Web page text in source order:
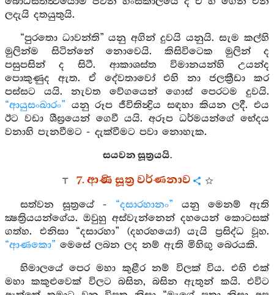
ලදැයි දතයුතුයි.
“පුරතො ධාවන්ති” යනු අගින් දුවයි යනුයි. සැම කල්හි
මුලින්ම සිටින්නේ නොවෙයි. කිසිවිටෙක මුලින් ද
පසුපසින් ද සිටී. ආකාශස්ත විමානයන්හි උයන්ද
පොකුණුද ඇත. ඒ දේවතාවෝ එහි නා ජලක්‍රීඩා කර
පස්සට යයි. නැවත වේගයෙන් ගොස් පෙරටම දුවයි.
“ආයුසංඛාරං” යනු රූප ජීවිතින්‍ද්‍රිය සඳහා කියන ලදී. එය
ඊට වඩා ශීඝ්‍රයෙන් ගෙවී යයි. අරූප ධර්මයන්ගේ භේදය
වනාහි පැනවීමට - දැක්වීමට පවා නොහැක.
සයවන සූත්‍රයයි.
7. ආණි සූත්‍ර වර්ණනාව
සත්වන සූත්‍රයේ - “දසාරහානං” යනු මෙනම් ඇති
ක්‍ෂත්‍රියයන්ගේය. ඔවුහු අස්වැන්නෙන් දහයෙන් කොටසක්
ගත්හ. එනිසා “දසාරහා” (දහරහයෝ) යැයි ප්‍රසිද්ධ වූහ.
“ආණකො” මෙසේ ලබන ලද නම් ඇති මිහිඟු බෙරයකි.
හිමාලයේ පෙර මහා කුළීර නම් විලක් විය. එහි එක්
මහා කකුළුවෙක් විලට බසින, බසින ඇතුන් කයි. එවිට